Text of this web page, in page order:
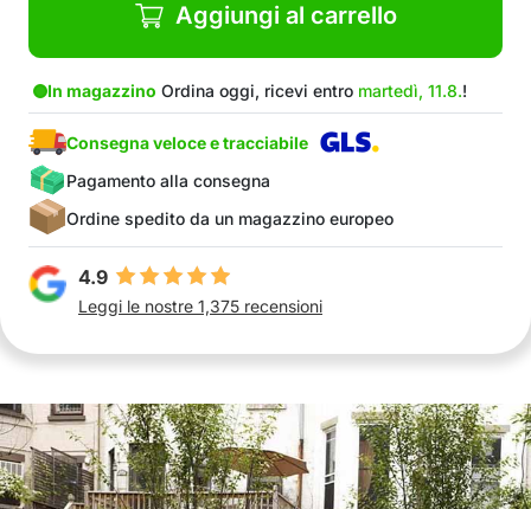
Aggiungi al carrello
In magazzino Ordina oggi, ricevi entro martedì, 11.8.!
Consegna veloce e tracciabile
Pagamento alla consegna
Ordine spedito da un magazzino europeo
4.9
Leggi le nostre 1,375 recensioni